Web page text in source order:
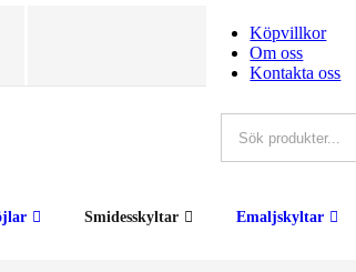
Köpvillkor
Om oss
Kontakta oss
Smidesskyltar Emaljskyltar